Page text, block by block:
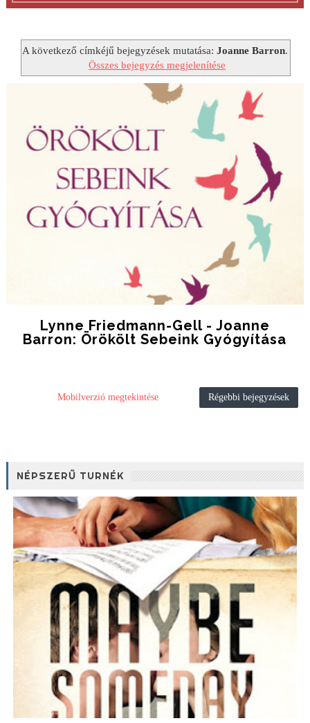
A következő címkéjű bejegyzések mutatása: Joanne Barron.
Összes bejegyzés megjelenítése
Lynne Friedmann-Gell - Joanne
Barron: Örökölt ​sebeink Gyógyítása
Régebbi bejegyzések
Mobilverzió megtekintése
NÉPSZERŰ TURNÉK